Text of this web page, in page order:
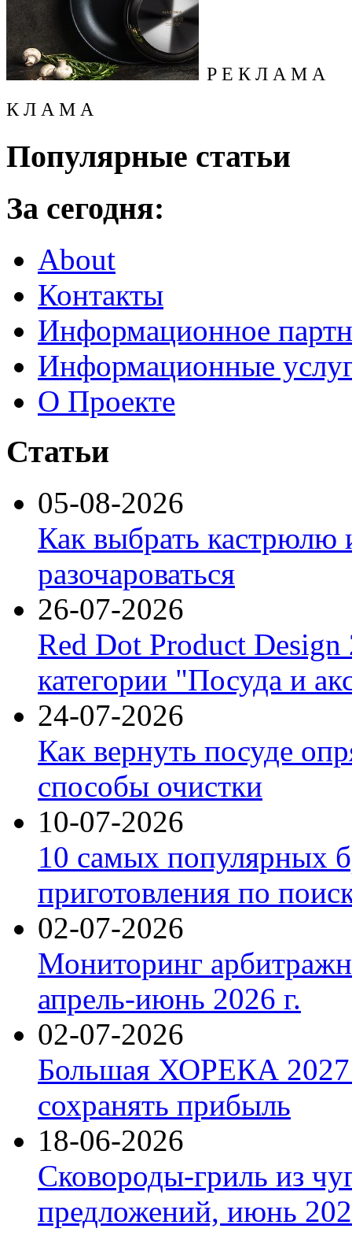
Р Е К Л А М А
К Л А М А
Популярные статьи
За сегодня:
About
Контакты
Информационное
Информационные
О Проекте
Статьи
05-08-2026
Как выбрать кастрюлю
разочароваться
26-07-2026
Red Dot Product Design
категории "Посуда и
24-07-2026
Как вернуть посуде
способы очистки
10-07-2026
10 самых популярных
приготовления по
02-07-2026
Мониторинг
апрель-июнь 2026 г.
02-07-2026
Большая ХОРЕКА 2027:
сохранять прибыль
18-06-2026
Сковороды-гриль из
предложений, июнь